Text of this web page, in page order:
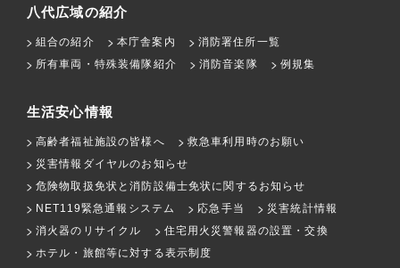
八代広域の紹介
組合の紹介 本庁舎案内
消防署住所一覧
所有車両・特殊装備隊紹介
消防音楽隊 例規集
生活安心情報
高齢者福祉施設の皆様へ
救急車利用時のお願い
災害情報ダイヤルのお知らせ
危険物取扱免状と消防設備士免状に関するお知らせ
NET119緊急通報システム
応急手当
災害統計情報
消火器のリサイクル
住宅用火災警報器の設置・交換
ホテル・旅館等に対する表示制度